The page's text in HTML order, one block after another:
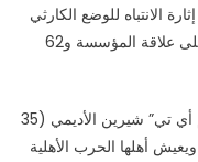
الانتباه للوضع الكارثي
، بالإضافة لتركيز النظر على علاقة المؤسسة و62
وكان من بين المتحدثين في التظاهرة أمام “أم أي تي” شيرين الأديمي (35
أهلها الحرب الأهلية